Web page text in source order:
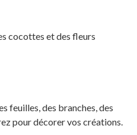
cocottes et des fleurs
feuilles, des branches, des
pour décorer vos créations.